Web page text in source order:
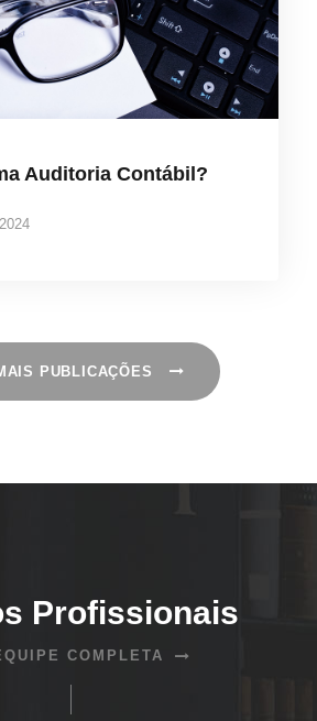
Auditoria Contábil?
PUBLICAÇÕES
Profissionais
COMPLETA